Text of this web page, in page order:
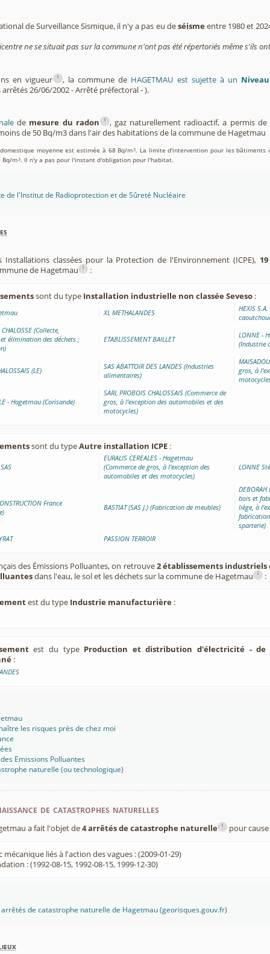
de Surveillance Sismique, il n'y a pas eu deséismeentre 1980 et
ne se situait pas sur la commune n'ont pas été répertoriés même s'ils
en vigueur i , la commune de HAGETMAU est sujette à un
26/06/2002 - Arrêté préfectoral - ).
de mesure du radon i
, gaz naturellement radioactif, a permis
de 50 Bq/m3 dans l'air des habitations de la commune de Hagetmau
moyenne est estimée à 68 Bq/m3. La limite d'intervention pour les bâtiments
Bq/m3. Il n'y a pas pour l'instant d'obligation pour l'habitat.
de l'Institut de Radioprotection et de Sûreté Nucléaire
Installations classées pour la Protection de l'Environnement (ICPE),
de Hagetmau
i :
sont du type Installation industrielle non classée Seveso :
XL METHALANDES
HEXIS
(Collecte,
élimination des déchets ;
ETABLISSEMENT BAILLET
LONNE -
(Industrie
(LE)
SAS ABATTOIR DES LANDES (Industries
alimentaires)
gros, à
- Hagetmau (Corisande)
SARL PROBOIS CHALOSSAIS (Commerce de
gros, à l’exception des automobiles et des
motocycles)
sont du typeAutre installation ICPE :
EURALIS CEREALES - Hagetmau
(Commerce de gros, à l’exception des
automobiles et des motocycles)
LONNE
France
BASTIAT (SAS J.) (Fabrication de meubles)
DEBORAH
bois et
liège, à
sparterie)
PASSION TERROIR
des Émissions Polluantes, on retrouve2 établissements
dans l'eau, le sol et les déchets sur la commune de Hagetmau i :
est du type Industrie manufacturière :
est du type Production et distribution d'électricité -
:
les risques près de chez moi
Emissions Polluantes
naturelle (ou technologique)
de catastrophes naturelles
a fait l'objet de4 arrêtés de catastrophe naturelle i pour
liés à l'action des vagues : (2009-01-29)
: (1992-08-15, 1992-08-15, 1999-12-30)
de catastrophe naturelle de Hagetmau (georisques.gouv.fr)